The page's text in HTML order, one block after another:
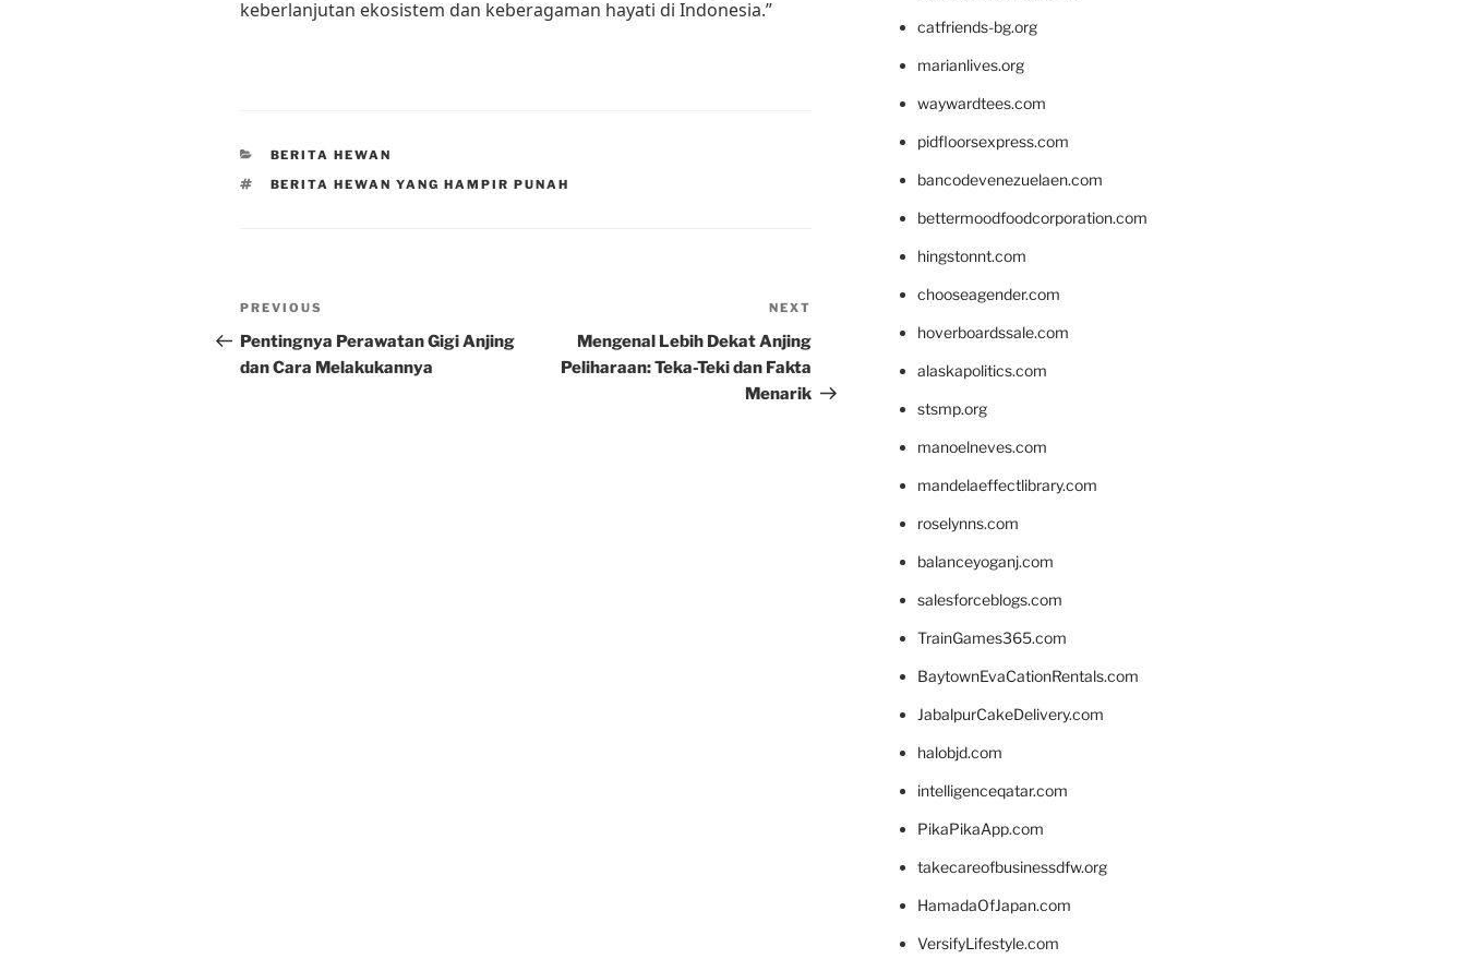
keberlanjutan ekosistem dan keberagaman hayati di Indonesia.”
CATEGORIES
BERITA HEWAN
TAGS
BERITA HEWAN YANG HAMPIR PUNAH
Post
navigation
Previous
Post
PREVIOUS
Pentingnya Perawatan Gigi Anjing
dan Cara Melakukannya
Post
NEXT
Mengenal Lebih Dekat Anjing
Peliharaan: Teka-Teki dan Fakta
Menarik
catfriends-bg.org
marianlives.org
waywardtees.com
pidfloorsexpress.com
bancodevenezuelaen.com
bettermoodfoodcorporation.com
hingstonnt.com
chooseagender.com
hoverboardssale.com
alaskapolitics.com
stsmp.org
manoelneves.com
mandelaeffectlibrary.com
roselynns.com
balanceyoganj.com
salesforceblogs.com
TrainGames365.com
BaytownEvaCationRentals.com
JabalpurCakeDelivery.com
halobjd.com
intelligenceqatar.com
PikaPikaApp.com
takecareofbusinessdfw.org
HamadaOfJapan.com
VersifyLifestyle.com